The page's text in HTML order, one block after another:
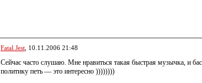
Fatal Jest , 10.11.2006 21:48
Сейчас часто слушаю. Мне нравиться такая быстрая музычка, и
политику петь — это интересно ))))))))